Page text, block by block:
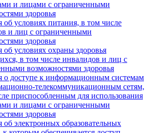
и лицами с ограниченными
здоровья
об условиях питания, в том числе
и лиц с ограниченными
здоровья
об условиях охраны здоровья
в том числе инвалидов и лиц с
возможностями здоровья
о доступе к информационным системам
телекоммуникационным сетям,
приспособленным для использования
и лицами с ограниченными
здоровья
об электронных образовательных